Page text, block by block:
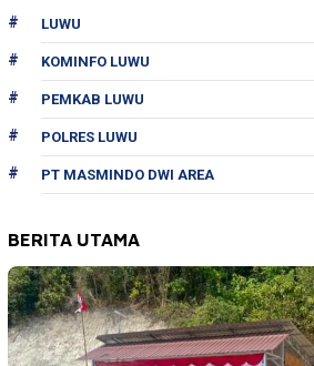
LUWU
KOMINFO LUWU
PEMKAB LUWU
POLRES LUWU
PT MASMINDO DWI AREA
BERITA UTAMA